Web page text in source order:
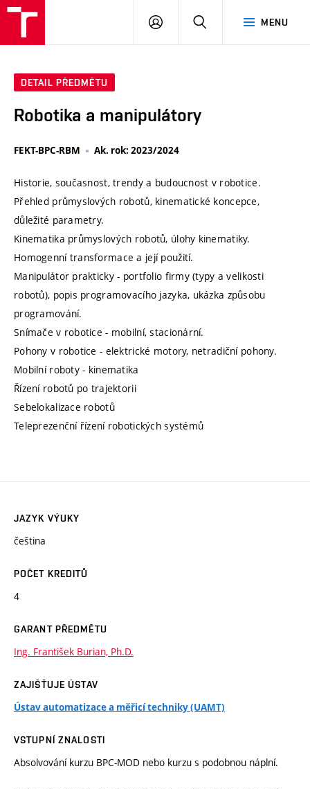
MENU
PŘIHLÁSIT
DETAIL PŘEDMĚTU
Robotika a manipulátory
FEKT-BPC-RBM Ak. rok: 2023/2024
Historie, současnost, trendy a budoucnost v robotice.
Přehled průmyslových robotů, kinematické koncepce,
důležité parametry.
Kinematika průmyslových robotů, úlohy kinematiky.
Homogenní transformace a její použití.
Manipulátor prakticky - portfolio firmy (typy a velikosti
robotů), popis programovacího jazyka, ukázka způsobu
programování.
Snímače v robotice - mobilní, stacionární.
Pohony v robotice - elektrické motory, netradiční pohony.
Mobilní roboty - kinematika
Řízení robotů po trajektorii
Sebelokalizace robotů
Teleprezenční řízení robotických systémů
JAZYK VÝUKY
čeština
POČET KREDITŮ
4
GARANT PŘEDMĚTU
Ing. František Burian, Ph.D.
ZAJIŠŤUJE ÚSTAV
Ústav automatizace a měřicí techniky (UAMT)
VSTUPNÍ ZNALOSTI
Absolvování kurzu BPC-MOD nebo kurzu s podobnou náplní.